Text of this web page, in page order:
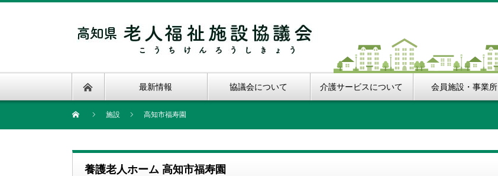
最新情報 協議会について 介護サービスについて 会員施設・事業所
施設 高知市福寿園
養護老人ホーム 高知市福寿園